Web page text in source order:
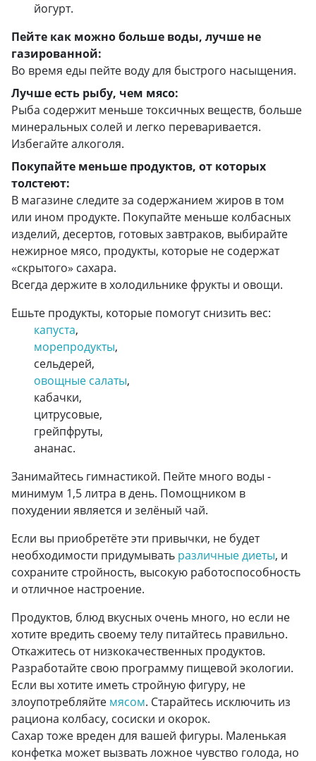
йогурт.
Пейте как можно больше воды, лучше не
газированной:
Во время еды пейте воду для быстрого насыщения.
Лучше есть рыбу, чем мясо:
Рыба содержит меньше токсичных веществ, больше
минеральных солей и легко переваривается.
Избегайте алкоголя.
Покупайте меньше продуктов, от которых
толстеют:
В магазине следите за содержанием жиров в том
или ином продукте. Покупайте меньше колбасных
изделий, десертов, готовых завтраков, выбирайте
нежирное мясо, продукты, которые не содержат
«скрытого» сахара.
Всегда держите в холодильнике фрукты и овощи.
Ешьте продукты, которые помогут снизить вес:
капуста,
морепродукты,
сельдерей,
овощные салаты,
кабачки,
цитрусовые,
грейпфруты,
ананас.
Занимайтесь гимнастикой. Пейте много воды -
минимум 1,5 литра в день. Помощником в
похудении является и зелёный чай.
Если вы приобретёте эти привычки, не будет
необходимости придумывать различные диеты, и
сохраните стройность, высокую работоспособность
и отличное настроение.
Продуктов, блюд вкусных очень много, но если не
хотите вредить своему телу питайтесь правильно.
Откажитесь от низкокачественных продуктов.
Разработайте свою программу пищевой экологии.
Если вы хотите иметь стройную фигуру, не
злоупотребляйте мясом. Старайтесь исключить из
рациона колбасу, сосиски и окорок.
Сахар тоже вреден для вашей фигуры. Маленькая
конфетка может вызвать ложное чувство голода, но